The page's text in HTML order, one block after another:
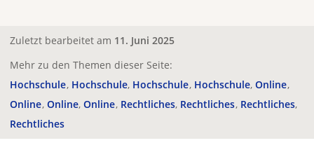
Zuletzt bearbeitet am 11. Juni 2025
Mehr zu den Themen dieser Seite:
Hochschule Hochschule Hochschule Hochschule Online
Online Online Online Rechtliches Rechtliches Rechtliches
Rechtliches